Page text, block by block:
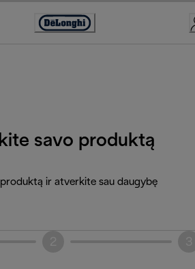
Accessibility
savo produktą
ir atverkite sau daugybę